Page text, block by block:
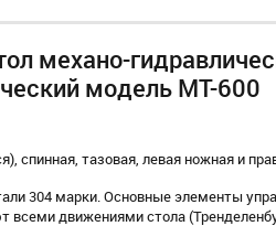
механо-
модель MT-600
спинная, тазовая, левая ножная и
304 марки. Основные элементы
всеми движениями стола